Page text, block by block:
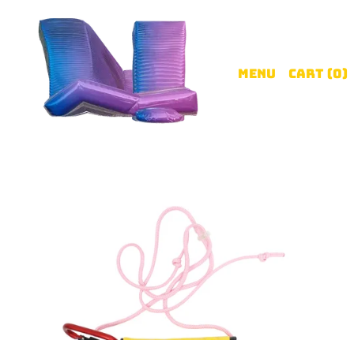
Menu Cart (0)